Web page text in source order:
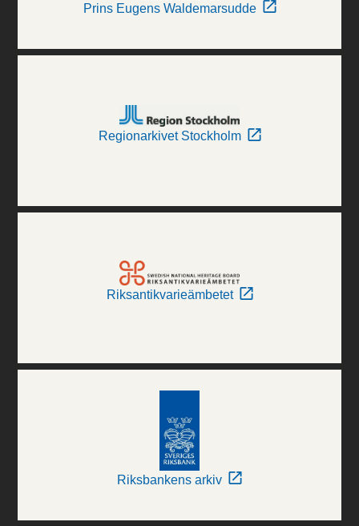
Prins Eugens Waldemarsudde
Regionarkivet Stockholm
Riksantikvarieämbetet
Riksbankens arkiv